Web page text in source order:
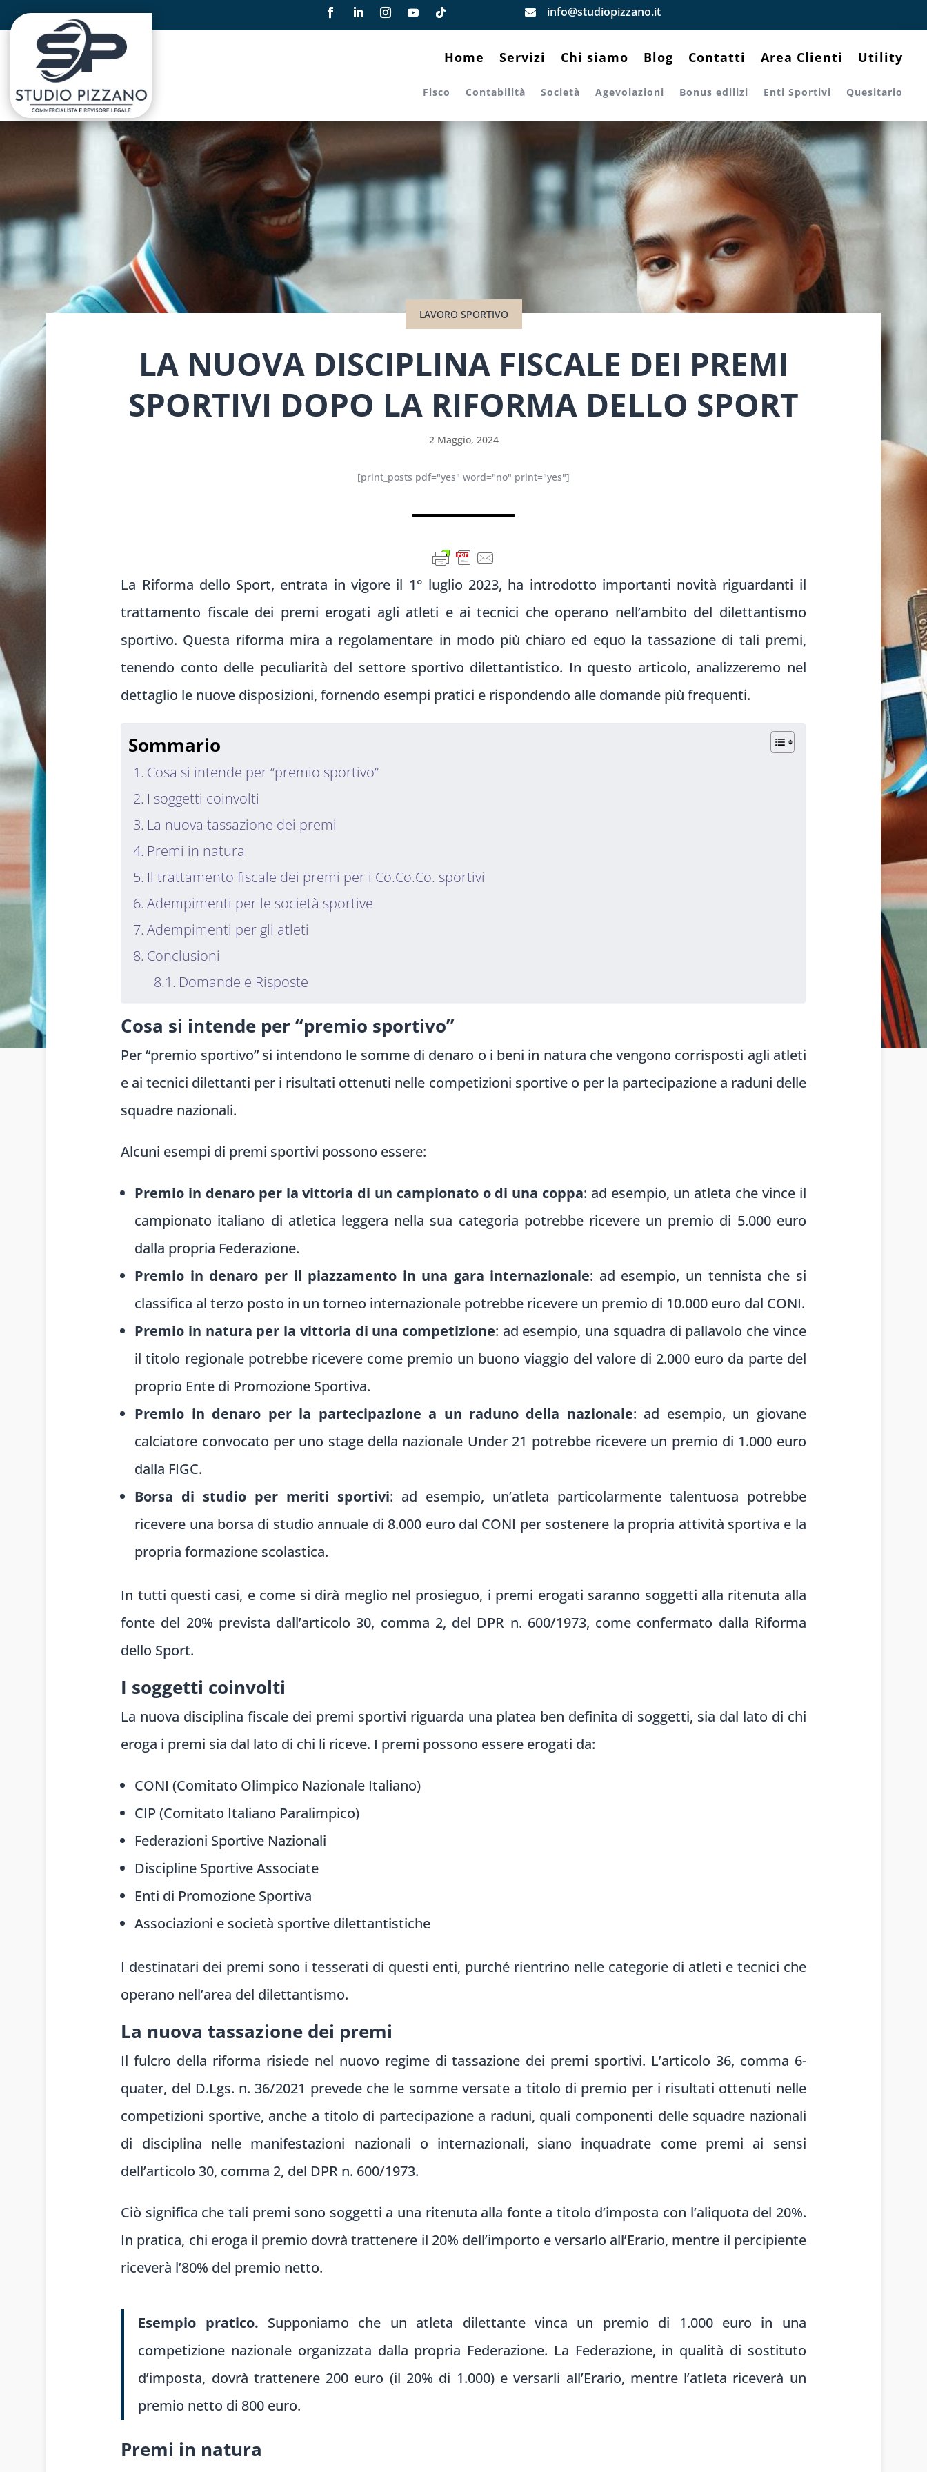
 info@studiopizzano.it
Home Servizi Chi siamo Blog Contatti Area Clienti Utility
Fisco Contabilità Società Agevolazioni Bonus edilizi Enti Sportivi Quesitario
LAVORO SPORTIVO
LA NUOVA DISCIPLINA FISCALE DEI PREMI
SPORTIVI DOPO LA RIFORMA DELLO SPORT
2 Maggio, 2024
[print_posts pdf="yes" word="no" print="yes"]
La Riforma dello Sport, entrata in vigore il 1° luglio 2023, ha introdotto importanti novità riguardanti il
trattamento fiscale dei premi erogati agli atleti e ai tecnici che operano nell’ambito del dilettantismo
sportivo. Questa riforma mira a regolamentare in modo più chiaro ed equo la tassazione di tali premi,
tenendo conto delle peculiarità del settore sportivo dilettantistico. In questo articolo, analizzeremo nel
dettaglio le nuove disposizioni, fornendo esempi pratici e rispondendo alle domande più frequenti.
Sommario
Cosa si intende per “premio sportivo”
I soggetti coinvolti
La nuova tassazione dei premi
Premi in natura
Il trattamento fiscale dei premi per i Co.Co.Co. sportivi
Adempimenti per le società sportive
Adempimenti per gli atleti
Conclusioni
Domande e Risposte
Cosa si intende per “premio sportivo”
Per “premio sportivo” si intendono le somme di denaro o i beni in natura che vengono corrisposti agli atleti
e ai tecnici dilettanti per i risultati ottenuti nelle competizioni sportive o per la partecipazione a raduni delle
squadre nazionali.
Alcuni esempi di premi sportivi possono essere:
Premio in denaro per la vittoria di un campionato o di una coppa: ad esempio, un atleta che vince il
campionato italiano di atletica leggera nella sua categoria potrebbe ricevere un premio di 5.000 euro
dalla propria Federazione.
Premio in denaro per il piazzamento in una gara internazionale: ad esempio, un tennista che si
classifica al terzo posto in un torneo internazionale potrebbe ricevere un premio di 10.000 euro dal CONI.
Premio in natura per la vittoria di una competizione: ad esempio, una squadra di pallavolo che vince
il titolo regionale potrebbe ricevere come premio un buono viaggio del valore di 2.000 euro da parte del
proprio Ente di Promozione Sportiva.
Premio in denaro per la partecipazione a un raduno della nazionale: ad esempio, un giovane
calciatore convocato per uno stage della nazionale Under 21 potrebbe ricevere un premio di 1.000 euro
dalla FIGC.
Borsa di studio per meriti sportivi: ad esempio, un’atleta particolarmente talentuosa potrebbe
ricevere una borsa di studio annuale di 8.000 euro dal CONI per sostenere la propria attività sportiva e la
propria formazione scolastica.
In tutti questi casi, e come si dirà meglio nel prosieguo, i premi erogati saranno soggetti alla ritenuta alla
fonte del 20% prevista dall’articolo 30, comma 2, del DPR n. 600/1973, come confermato dalla Riforma
dello Sport.
I soggetti coinvolti
La nuova disciplina fiscale dei premi sportivi riguarda una platea ben definita di soggetti, sia dal lato di chi
eroga i premi sia dal lato di chi li riceve. I premi possono essere erogati da:
CONI (Comitato Olimpico Nazionale Italiano)
CIP (Comitato Italiano Paralimpico)
Federazioni Sportive Nazionali
Discipline Sportive Associate
Enti di Promozione Sportiva
Associazioni e società sportive dilettantistiche
I destinatari dei premi sono i tesserati di questi enti, purché rientrino nelle categorie di atleti e tecnici che
operano nell’area del dilettantismo.
La nuova tassazione dei premi
Il fulcro della riforma risiede nel nuovo regime di tassazione dei premi sportivi. L’articolo 36, comma 6-
quater, del D.Lgs. n. 36/2021 prevede che le somme versate a titolo di premio per i risultati ottenuti nelle
competizioni sportive, anche a titolo di partecipazione a raduni, quali componenti delle squadre nazionali
di disciplina nelle manifestazioni nazionali o internazionali, siano inquadrate come premi ai sensi
dell’articolo 30, comma 2, del DPR n. 600/1973.
Ciò significa che tali premi sono soggetti a una ritenuta alla fonte a titolo d’imposta con l’aliquota del 20%.
In pratica, chi eroga il premio dovrà trattenere il 20% dell’importo e versarlo all’Erario, mentre il percipiente
riceverà l’80% del premio netto.
Esempio pratico. Supponiamo che un atleta dilettante vinca un premio di 1.000 euro in una
competizione nazionale organizzata dalla propria Federazione. La Federazione, in qualità di sostituto
d’imposta, dovrà trattenere 200 euro (il 20% di 1.000) e versarli all’Erario, mentre l’atleta riceverà un
premio netto di 800 euro.
Premi in natura